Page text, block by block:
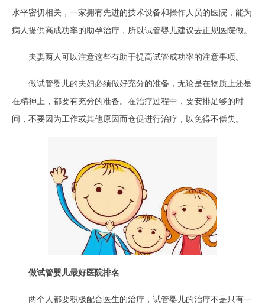
水平密切相关，一家拥有先进的技术设备和操作人员的医院，能为
病人提供高成功率的助孕治疗，所以试管婴儿建议去正规医院做。
夫妻两人可以注意这些有助于提高试管成功率的注意事项。
做试管婴儿的夫妇必须做好充分的准备，无论是在物质上还是
在精神上，都要有充分的准备。在治疗过程中，要安排足够的时
间，不要因为工作或其他原因而仓促进行治疗，以免得不偿失。
做试管婴儿最好医院排名
两个人都要积极配合医生的治疗，试管婴儿的治疗不是只有一